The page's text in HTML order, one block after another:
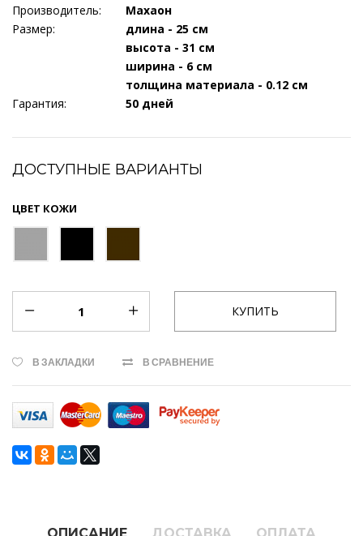
Производитель:
Махаон
Размер:
длина - 25 см
высота - 31 см
ширина - 6 см
толщина материала - 0.12 см
Гарантия:
50 дней
ДОСТУПНЫЕ ВАРИАНТЫ
ЦВЕТ КОЖИ
В ЗАКЛАДКИ В СРАВНЕНИЕ